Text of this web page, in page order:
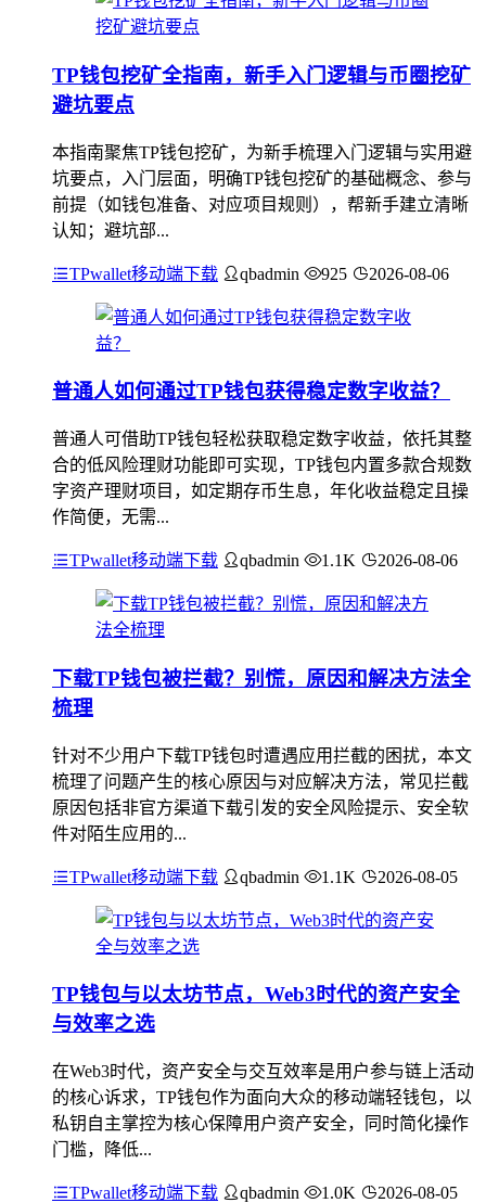
TP钱包挖矿全指南，新手入门逻辑与币圈挖矿
避坑要点
本指南聚焦TP钱包挖矿，为新手梳理入门逻辑与实用避
坑要点，入门层面，明确TP钱包挖矿的基础概念、参与
前提（如钱包准备、对应项目规则），帮新手建立清晰
认知；避坑部...
TPwallet移动端下载 qbadmin 925 2026-08-06
普通人如何通过TP钱包获得稳定数字收益？
普通人可借助TP钱包轻松获取稳定数字收益，依托其整
合的低风险理财功能即可实现，TP钱包内置多款合规数
字资产理财项目，如定期存币生息，年化收益稳定且操
作简便，无需...
TPwallet移动端下载 qbadmin 1.1K 2026-08-06
下载TP钱包被拦截？别慌，原因和解决方法全
梳理
针对不少用户下载TP钱包时遭遇应用拦截的困扰，本文
梳理了问题产生的核心原因与对应解决方法，常见拦截
原因包括非官方渠道下载引发的安全风险提示、安全软
件对陌生应用的...
TPwallet移动端下载 qbadmin 1.1K 2026-08-05
TP钱包与以太坊节点，Web3时代的资产安全
与效率之选
在Web3时代，资产安全与交互效率是用户参与链上活动
的核心诉求，TP钱包作为面向大众的移动端轻钱包，以
私钥自主掌控为核心保障用户资产安全，同时简化操作
门槛，降低...
TPwallet移动端下载 qbadmin 1.0K 2026-08-05